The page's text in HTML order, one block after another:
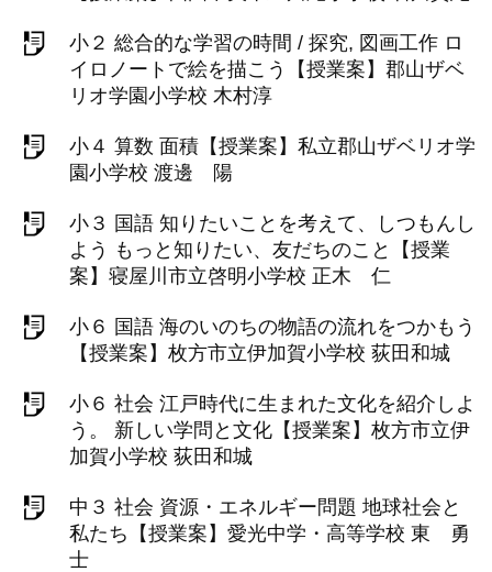
小２ 総合的な学習の時間 / 探究, 図画工作 ロ
イロノートで絵を描こう【授業案】郡山ザベ
リオ学園小学校 木村淳
小４ 算数 面積【授業案】私立郡山ザベリオ学
園小学校 渡邊 陽
小３ 国語 知りたいことを考えて、しつもんし
よう もっと知りたい、友だちのこと【授業
案】寝屋川市立啓明小学校 正木 仁
小６ 国語 海のいのちの物語の流れをつかもう
【授業案】枚方市立伊加賀小学校 荻田和城
小６ 社会 江戸時代に生まれた文化を紹介しよ
う。 新しい学問と文化【授業案】枚方市立伊
加賀小学校 荻田和城
中３ 社会 資源・エネルギー問題 地球社会と
私たち【授業案】愛光中学・高等学校 東 勇
士